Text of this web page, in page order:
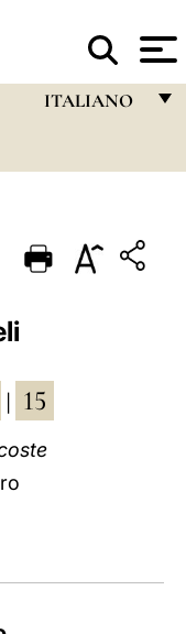
ITALIANO
PORTUGUÊS
POLSKI
العربيّة
15